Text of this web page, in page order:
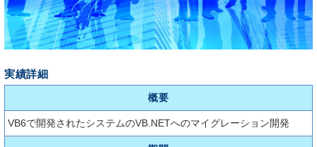
実績詳細
概要
VB6で開発されたシステムのVB.NETへのマイグレーション開発